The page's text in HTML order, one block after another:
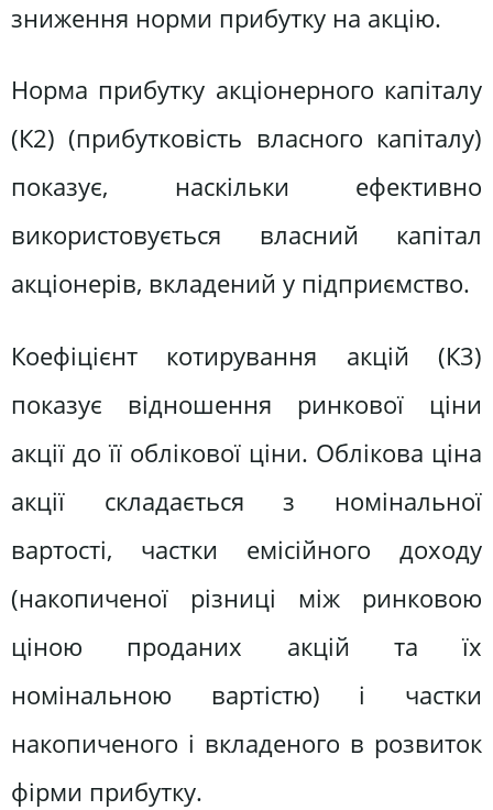
зниження норми прибутку на акцію.
Норма прибутку акціонерного капіталу
(К2) (прибутковість власного капіталу)
показує, наскільки ефективно
використовується власний капітал
акціонерів, вкладений у підприємство.
Коефіцієнт котирування акцій (К3)
показує відношення ринкової ціни
акції до її облікової ціни. Облікова ціна
акції складається з номінальної
вартості, частки емісійного доходу
(накопиченої різниці між ринковою
ціною проданих акцій та їх
номінальною вартістю) і частки
накопиченого і вкладеного в розвиток
фірми прибутку.